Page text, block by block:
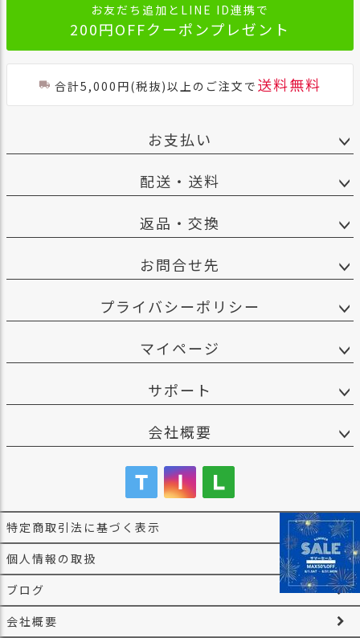
お友だち追加とLINE ID連携で
200円OFFクーポンプレゼント
合計5,000円(税抜)以上のご注文で 送料無料
お支払い
配送・送料
返品・交換
お問合せ先
プライバシーポリシー
マイページ
サポート
会社概要
特定商取引法に基づく表示
個人情報の取扱
ブログ
会社概要